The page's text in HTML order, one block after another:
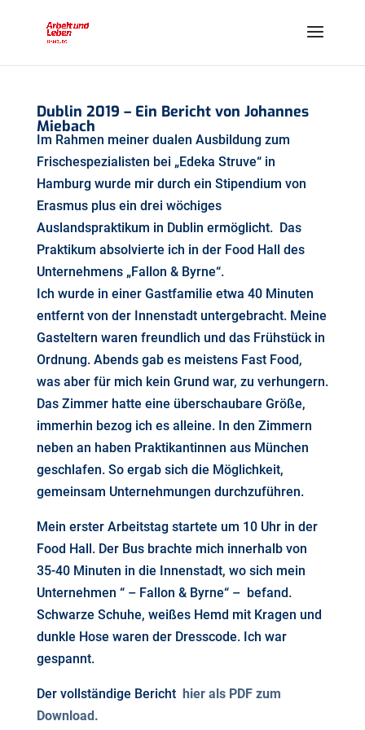
Dublin 2019 – Ein Bericht von Johannes
Miebach
Im Rahmen meiner dualen Ausbildung zum
Frischespezialisten bei „Edeka Struve“ in
Hamburg wurde mir durch ein Stipendium von
Erasmus plus ein drei wöchiges
Auslandspraktikum in Dublin ermöglicht. Das
Praktikum absolvierte ich in der Food Hall des
Unternehmens „Fallon & Byrne“.
Ich wurde in einer Gastfamilie etwa 40 Minuten
entfernt von der Innenstadt untergebracht. Meine
Gasteltern waren freundlich und das Frühstück in
Ordnung. Abends gab es meistens Fast Food,
was aber für mich kein Grund war, zu verhungern.
Das Zimmer hatte eine überschaubare Größe,
immerhin bezog ich es alleine. In den Zimmern
neben an haben Praktikantinnen aus München
geschlafen. So ergab sich die Möglichkeit,
gemeinsam Unternehmungen durchzuführen.
Mein erster Arbeitstag startete um 10 Uhr in der
Food Hall. Der Bus brachte mich innerhalb von
35-40 Minuten in die Innenstadt, wo sich mein
Unternehmen “ – Fallon & Byrne“ – befand.
Schwarze Schuhe, weißes Hemd mit Kragen und
dunkle Hose waren der Dresscode. Ich war
gespannt.
Der vollständige Bericht hier als PDF zum
Download.